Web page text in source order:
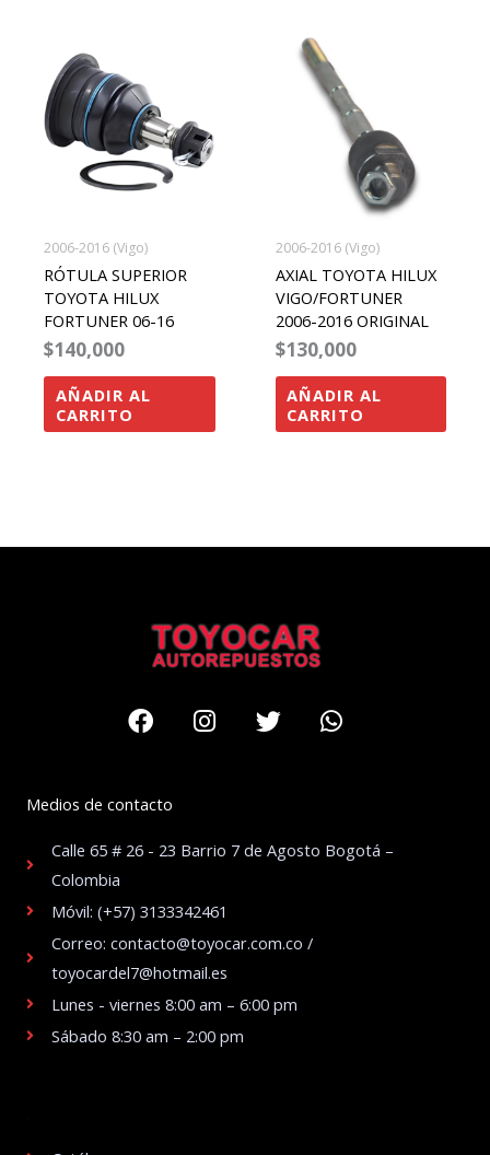
2006-2016 (Vigo)
RÓTULA SUPERIOR
TOYOTA HILUX
FORTUNER 06-16
$140,000
AÑADIR AL
CARRITO
2006-2016 (Vigo)
AXIAL TOYOTA HILUX
VIGO/FORTUNER
2006-2016 ORIGINAL
$130,000
AÑADIR AL
CARRITO
FacebookInstagram
TwitterWhatsapp
Medios de contacto
Calle 65 # 26 - 23 Barrio 7 de Agosto Bogotá –
Colombia
Móvil: (+57) 3133342461
Correo: contacto@toyocar.com.co /
toyocardel7@hotmail.es
Lunes - viernes 8:00 am – 6:00 pm
Sábado 8:30 am – 2:00 pm